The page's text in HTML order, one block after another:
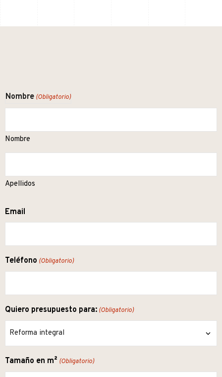
Nombre (Obligatorio)
Nombre
Apellidos
Email
Teléfono (Obligatorio)
Quiero presupuesto para: (Obligatorio)
Tamaño en m² (Obligatorio)